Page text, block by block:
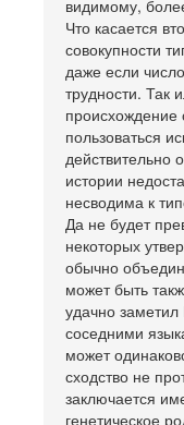
видимому,
Что касается
совокупности
даже если
трудности. Так
происхождение
пользоваться
действительно
истории
несводима к
Да не будет
некоторых
обычно
может быть
удачно
соседними
может
сходство не
заключается
генетическое